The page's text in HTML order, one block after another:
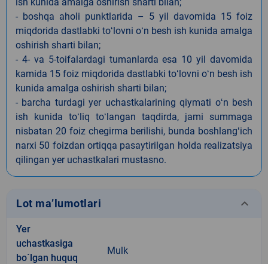
- boshqa aholi punktlarida – 5 yil davomida 15 foiz
miqdorida dastlabki toʻlovni oʻn besh ish kunida amalga
oshirish sharti bilan;
- 4- va 5-toifalardagi tumanlarda esa 10 yil davomida
kamida 15 foiz miqdorida dastlabki toʻlovni oʻn besh ish
kunida amalga oshirish sharti bilan;
- barcha turdagi yer uchastkalarining qiymati oʻn besh
ish kunida toʻliq toʻlangan taqdirda, jami summaga
nisbatan 20 foiz chegirma berilishi, bunda boshlangʻich
narxi 50 foizdan ortiqqa pasaytirilgan holda realizatsiya
qilingan yer uchastkalari mustasno.
Lot ma’lumotlari keyboard_arrow_down
Yer
uchastkasiga
bo`lgan huquq
Mulk